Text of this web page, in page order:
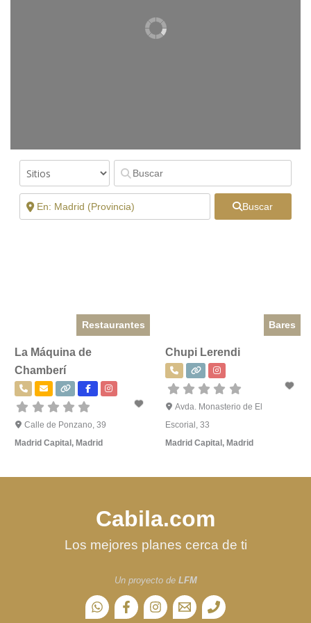
Buscar
Restaurantes
La Máquina de
Chamberí
Calle de Ponzano, 39
Madrid Capital, Madrid
Bares
Chupi Lerendi
Avda. Monasterio de El
Escorial, 33
Madrid Capital,Madrid
Cabila.com
Los mejores planes cerca de ti
Un proyecto de LFM